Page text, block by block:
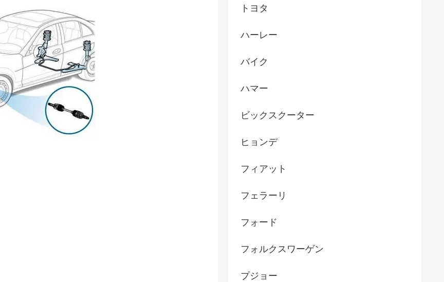
トヨタ
ハーレー
バイク
ハマー
ビックスクーター
ヒョンデ
フィアット
フェラーリ
フォード
フォルクスワーゲン
プジョー